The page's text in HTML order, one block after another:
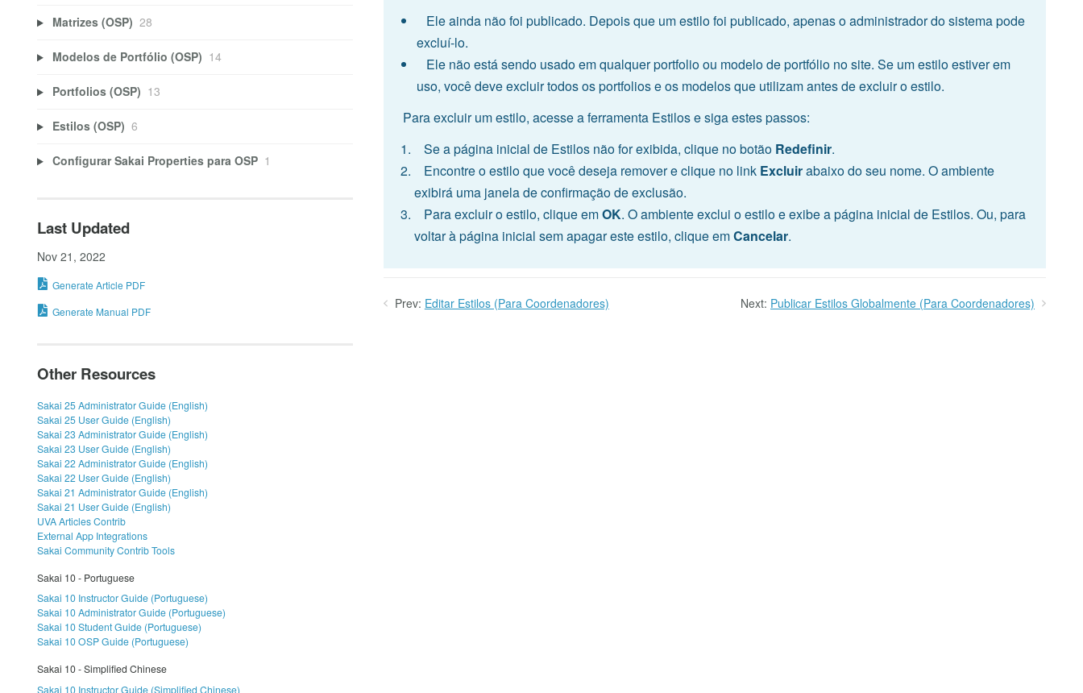
Ele ainda não foi publicado. Depois que um estilo foi publicado, apenas o administrador do sistema pode
excluí-lo.
Ele não está sendo usado em qualquer portfolio ou modelo de portfólio no site. Se um estilo estiver em
uso, você deve excluir todos os portfolios e os modelos que utilizam antes de excluir o estilo.
Para excluir um estilo, acesse a ferramenta Estilos e siga estes passos:
Se a página inicial de Estilos não for exibida, clique no botão Redefinir.
Encontre o estilo que você deseja remover e clique no link Excluirabaixo do seu nome. O ambiente
exibirá uma janela de confirmação de exclusão.
Para excluir o estilo, clique emOK. O ambiente exclui o estilo e exibe a página inicial de Estilos. Ou, para
voltar à página inicial sem apagar este estilo, clique emCancelar.
Prev: Editar Estilos (Para Coordenadores) Next: Publicar Estilos Globalmente (Para Coordenadores)
Matrizes (OSP) 28
Modelos de Portfólio (OSP) 14
Portfolios (OSP) 13
Estilos (OSP) 6
Configurar Sakai Properties para OSP 1
Last Updated
Nov 21, 2022
Generate Article PDF
Generate Manual PDF
Other Resources
Sakai 25 Administrator Guide (English)
Sakai 25 User Guide (English)
Sakai 23 Administrator Guide (English)
Sakai 23 User Guide (English)
Sakai 22 Administrator Guide (English)
Sakai 22 User Guide (English)
Sakai 21 Administrator Guide (English)
Sakai 21 User Guide (English)
UVA Articles Contrib
External App Integrations
Sakai Community Contrib Tools
Sakai 10 - Portuguese
Sakai 10 Instructor Guide (Portuguese)
Sakai 10 Administrator Guide (Portuguese)
Sakai 10 Student Guide (Portuguese)
Sakai 10 OSP Guide (Portuguese)
Sakai 10 - Simplified Chinese
Sakai 10 Instructor Guide (Simplified Chinese)